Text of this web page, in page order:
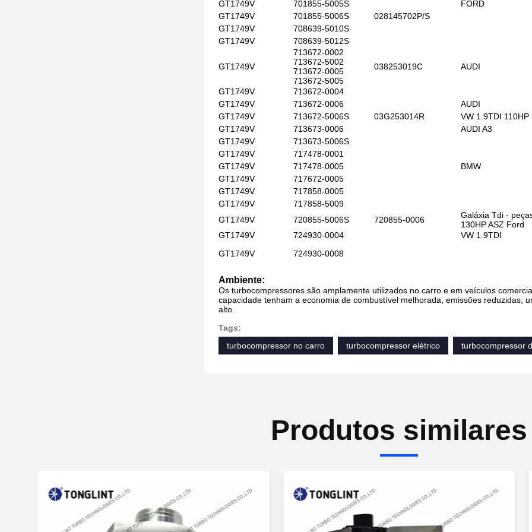
GT1749V 701855-5005S
FORD
GT1749V
701855-5006S
028145702P/S
GT1749V
708639-5010S
GT1749V
708639-5012S
GT1749V
713672-0002
713672-5002
713672-0005
713672-5005
038253019C AUDI
GT1749V
713672-0004
GT1749V
713672-0006
AUDI
GT1749V
713672-5006S 03G253014R
VW 1.9TDI 110HP
GT1749V
713673-0006
AUDI A3
GT1749V
713673-5006S
GT1749V
717478-0001
GT1749V
717478-0005
BMW
GT1749V
717672-0005
GT1749V
717858-0005
GT1749V
717858-5009
GT1749V
720855-5006S 720855-0006
Galáxia Tdi -
130HP ASZ Ford
GT1749V
724930-0004
VW 1.9TDI
GT1749V
724930-0008
Ambiente:
Os turbocompressores são amplamente utilizados no carro e em veículos
capacidade tenham a economia de combustível melhorada, emissões reduzidas,
alto.
Tags:
turbocompressor no carro
turbocompressor elétrico turbocompressor
Produtos similares